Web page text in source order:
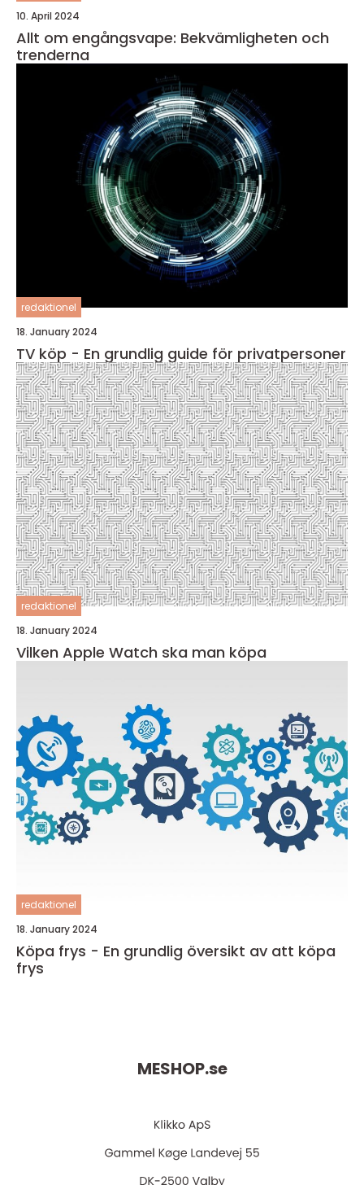
10. April 2024
Allt om engångsvape: Bekvämligheten och
trenderna
redaktionel
18. January 2024
TV köp - En grundlig guide för privatpersoner
redaktionel
18. January 2024
Vilken Apple Watch ska man köpa
redaktionel
18. January 2024
Köpa frys - En grundlig översikt av att köpa
frys
MESHOP.se